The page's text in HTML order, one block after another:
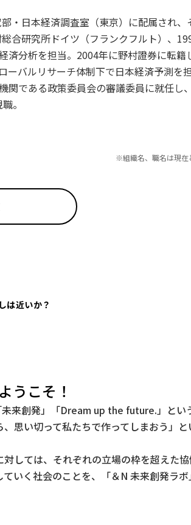
・日本経済調査室（東京）に配属され、
合研究所ドイツ（フランクフルト）、
済分析を担当。2004年に野村證券に転籍
ーバルリサーチ体制下で日本経済予測を
関である政策委員会の審議委員に就任し
。
※組織名、職名は現在
は近いか？
うこそ！
来創発」「Dream up the future.」とい
思い切って私たちで作ってしまおう」
しては、それぞれの立場の枠を超えた協
いく社会のことを、「＆N 未来創発ラ